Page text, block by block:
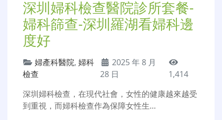
深圳婦科檢查醫院診所套餐-
婦科篩查-深圳羅湖看婦科邊
度好
婦產科醫院, 婦科
檢查
2025 年 8 月
28 日
1,414
深圳婦科檢查，在現代社會，女性的健康越來越受
到重視，而婦科檢查作為保障女性生…